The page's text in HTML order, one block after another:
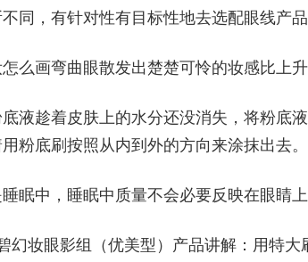
同，有针对性有目标性地去选配眼线产
么画弯曲眼散发出楚楚可怜的妆感比上
液趁着皮肤上的水分还没消失，将粉底
粉底刷按照从内到外的方向来涂抹出去。
眠中，睡眠中质量不会必要反映在眼睛上
幻妆眼影组（优美型）产品讲解：用特